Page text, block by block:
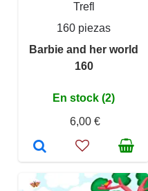
Trefl
160 piezas
Barbie and her world
160
En stock (2)
6,00 €